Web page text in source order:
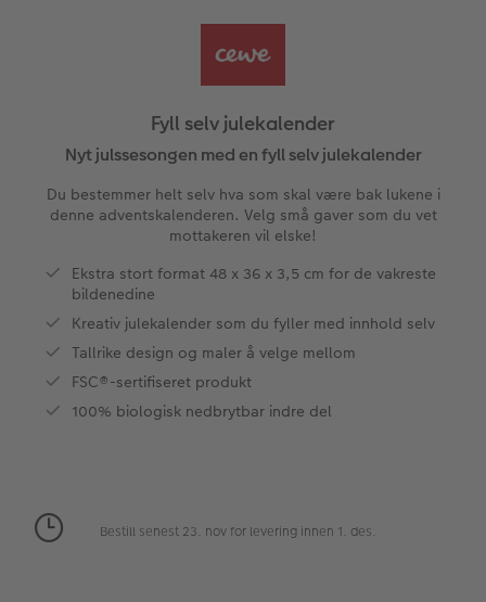
CEWE FOTOBOK Color pop
Minnelomme
Tilbehør
Bilde på skumplate
Bilde på akrylglass
Bilde på tre
Fotocollage
Hexxas
Fotoplakat standardpapir
Fotoklistremerker
Tilbehør
Fotomagneter
Art prints
Kjæledyr
CEWE Gavekort
Design selv
Foldekort
Postkort
Menykort
Direkteforsendelse
Valgmuligheter
Tilbehør
Fyll selv julekalender
Nyt julssesongen med en fyll selv julekalender
Du bestemmer helt selv hva som skal være bak lukene i
denne adventskalenderen. Velg små gaver som du vet
mottakeren vil elske!
Ekstra stort format 48 x 36 x 3,5 cm for de vakreste
bildenedine
Kreativ julekalender som du fyller med innhold selv
Tallrike design og maler å velge mellom
FSC®-sertifiseret produkt
100% biologisk nedbrytbar indre del
Bestill senest 23. nov for levering innen 1. des.